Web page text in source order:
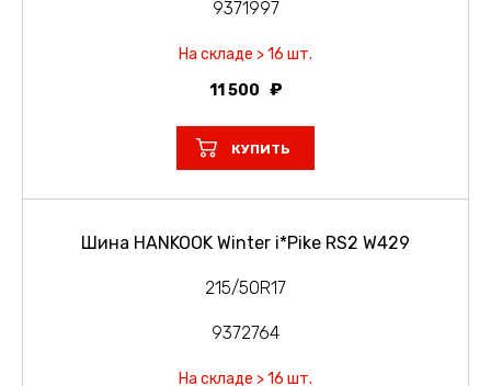
9371997
На складе > 16 шт.
11 500
КУПИТЬ
Шина HANKOOK Winter i*Pike RS2 W429
215/50R17
9372764
На складе > 16 шт.